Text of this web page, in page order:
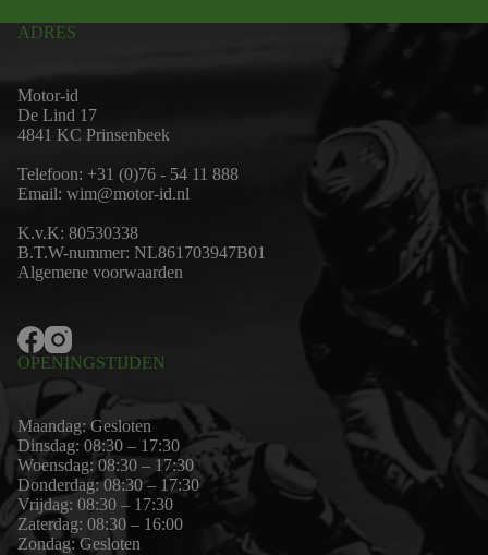
ADRES
Motor-id
De Lind 17
4841 KC Prinsenbeek
Telefoon: +31 (0)76 - 54 11 888
Email: wim@motor-id.nl
K.v.K: 80530338
B.T.W-nummer: NL861703947B01
Algemene voorwaarden
OPENINGSTIJDEN
Maandag: Gesloten
Dinsdag: 08:30 – 17:30
Woensdag: 08:30 – 17:30
Donderdag: 08:30 – 17:30
Vrijdag: 08:30 – 17:30
Zaterdag: 08:30 – 16:00
Zondag: Gesloten